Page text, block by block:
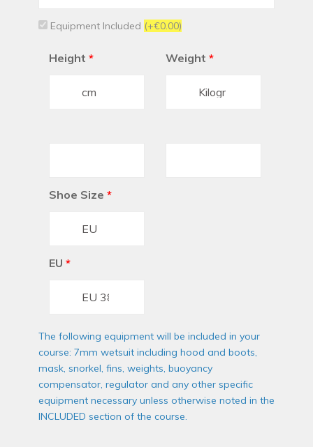
Equipment Included (+€0.00)
Height * Weight *
Shoe Size *
EU *
The following equipment will be included in your
course: 7mm wetsuit including hood and boots,
mask, snorkel, fins, weights, buoyancy
compensator, regulator and any other specific
equipment necessary unless otherwise noted in the
INCLUDED section of the course.